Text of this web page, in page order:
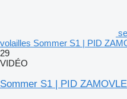
volailles Sommer S1 | PID
29
VIDÉO
Sommer S1 | PID